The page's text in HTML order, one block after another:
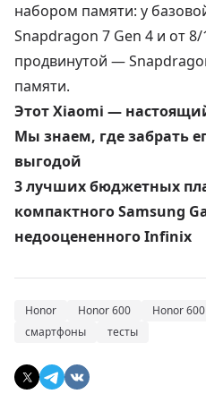
набором памяти: у
Snapdragon 7 Gen 4 и от
продвинутой —
памяти.
Этот Xiaomi —
Мы знаем, где забрать
выгодой
3 лучших бюджетных
компактного Samsung
недооцененного Infinix
Honor Honor 600 Honor
смартфоны
тесты